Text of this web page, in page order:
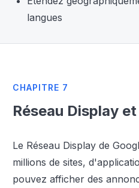
langues
CHAPITRE 7
Réseau Display
Le Réseau Display de
millions de sites,
pouvez afficher des